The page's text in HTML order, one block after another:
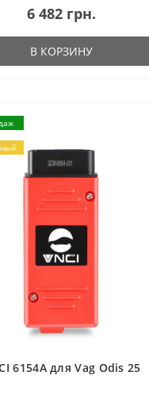
6 482 грн.
В КОРЗИНУ
6154A для Vag Odis 25